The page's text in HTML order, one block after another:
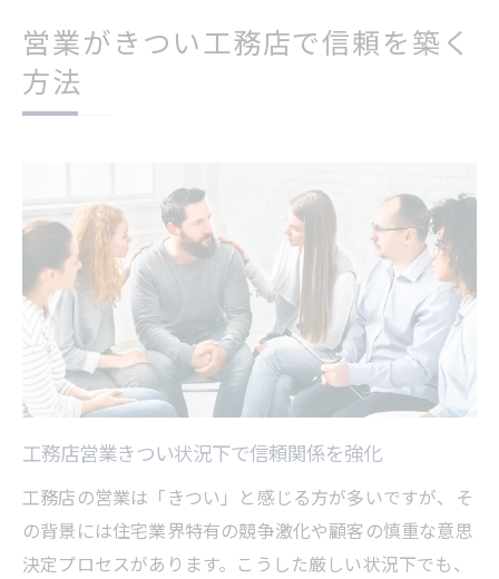
営業がきつい工務店で信頼を築く
方法
工務店営業きつい状況下で信頼関係を強化
工務店の営業は「きつい」と感じる方が多いですが、そ
の背景には住宅業界特有の競争激化や顧客の慎重な意思
決定プロセスがあります。こうした厳しい状況下でも、